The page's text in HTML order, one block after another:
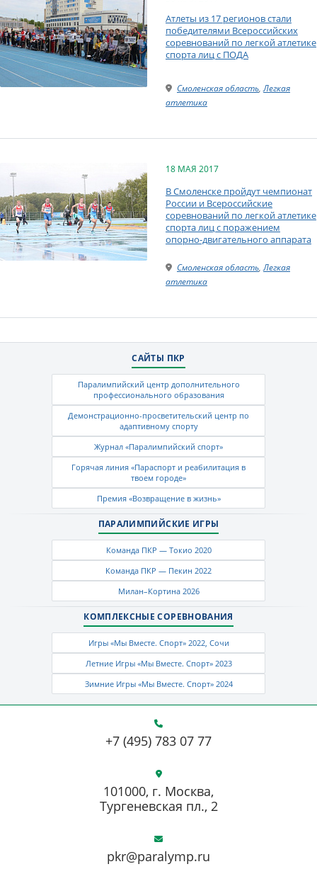
Атлеты из 17 регионов стали
победителями Всероссийских
соревнований по легкой атлетике
спорта лиц с ПОДА
Смоленская область,Легкая
атлетика
18 МАЯ 2017
В Смоленске пройдут чемпионат
России и Всероссийские
соревнований по легкой атлетике
спорта лиц с поражением
опорно-двигательного аппарата
Смоленская область,Легкая
атлетика
САЙТЫ ПКР
Паралимпийский центр дополнительного
профессионального образования
Демонстрационно-просветительский центр по
адаптивному спорту
Журнал «Паралимпийский спорт»
Горячая линия «Параспорт и реабилитация в
твоем городе»
Премия «Возвращение в жизнь»
ПАРАЛИМПИЙСКИЕ ИГРЫ
Команда ПКР — Токио 2020
Команда ПКР — Пекин 2022
Милан–Кортина 2026
КОМПЛЕКСНЫЕ СОРЕВНОВАНИЯ
Игры «Мы Вместе. Спорт» 2022, Сочи
Летние Игры «Мы Вместе. Спорт» 2023
Зимние Игры «Мы Вместе. Спорт» 2024
+7 (495) 783 07 77
pkr@paralymp.ru
101000, г. Москва,
Тургеневская пл., 2